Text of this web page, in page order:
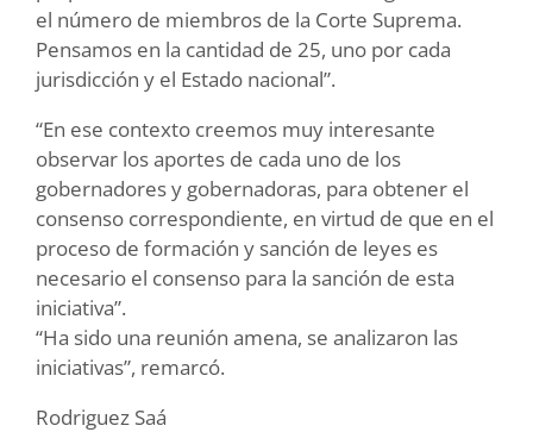
el número de miembros de la Corte Suprema.
Pensamos en la cantidad de 25, uno por cada
jurisdicción y el Estado nacional”.
“En ese contexto creemos muy interesante
observar los aportes de cada uno de los
gobernadores y gobernadoras, para obtener el
consenso correspondiente, en virtud de que en el
proceso de formación y sanción de leyes es
necesario el consenso para la sanción de esta
iniciativa”.
“Ha sido una reunión amena, se analizaron las
iniciativas”, remarcó.
Rodriguez Saá